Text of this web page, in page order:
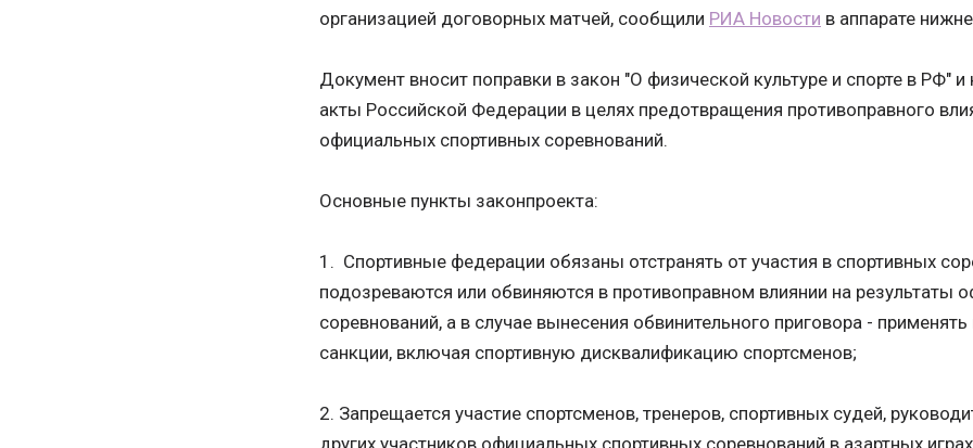
организацией договорных матчей, сообщили РИА Новости в аппарате
Документ вносит поправки в закон "О физической культуре и спорте в РФ"
акты Российской Федерации в целях предотвращения противоправного
официальных спортивных соревнований.
Основные пункты законпроекта:
1. Спортивные федерации обязаны отстранять от участия в спортивных
подозреваются или обвиняются в противоправном влиянии на результаты
соревнований, а в случае вынесения обвинительного приговора -
санкции, включая спортивную дисквалификацию спортсменов;
2. Запрещается участие спортсменов, тренеров, спортивных судей,
других участников официальных спортивных соревнований в азартных